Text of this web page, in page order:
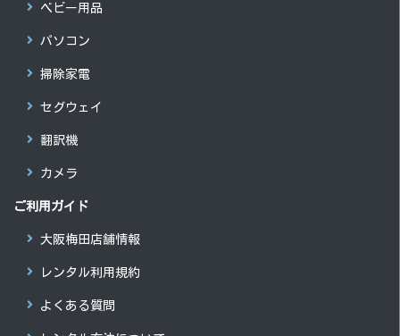
ベビー用品
パソコン
掃除家電
セグウェイ
翻訳機
カメラ
ご利用ガイド
大阪梅田店舗情報
レンタル利用規約
よくある質問